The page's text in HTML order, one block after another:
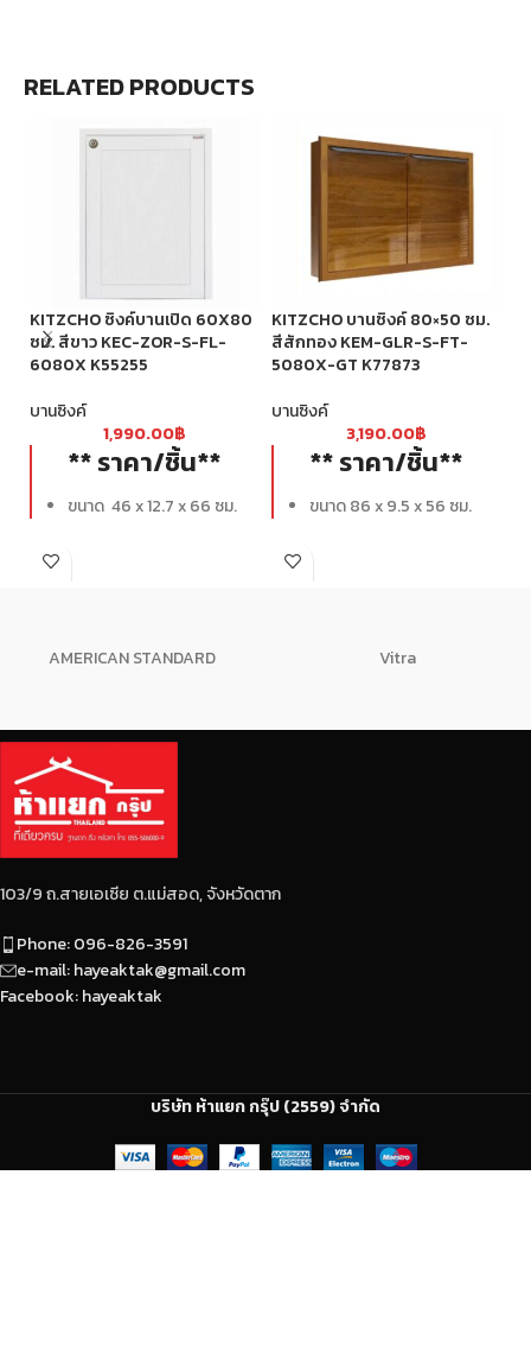
RELATED PRODUCTS
KITZCHO ซิงค์บานเปิด 60X80
ซม. สีขาว KEC-ZOR-S-FL-
6080X K55255
บานซิงค์
1,990.00฿
** ราคา/ชิ้น**
ขนาด 46 x 12.7 x 66 ซม.
KITZCHO บานซิงค์ 80×50 ซม.
สีสักทอง KEM-GLR-S-FT-
5080X-GT K77873
บานซิงค์
3,190.00฿
** ราคา/ชิ้น**
ขนาด 86 x 9.5 x 56 ซม.
AMERICAN STANDARD Vitra
103/9 ถ.สายเอเซีย ต.แม่สอด, จังหวัดตาก
Phone: 096-826-3591
e-mail: hayeaktak@gmail.com
Facebook: hayeaktak
บริษัท ห้าแยก กรุ๊ป (2559) จำกัด